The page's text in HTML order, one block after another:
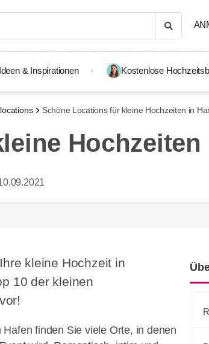
Ideen & Inspirationen Kostenlose
Schöne Locations für kleine Hochzeiten in
Hochzeiten
kleine Hochzeit in
10 der kleinen
vor!
finden Sie viele Orte, in denen